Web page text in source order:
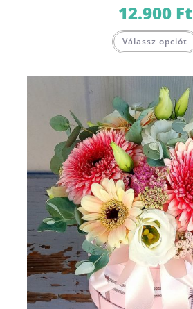
12.900 Ft
Válassz opciót